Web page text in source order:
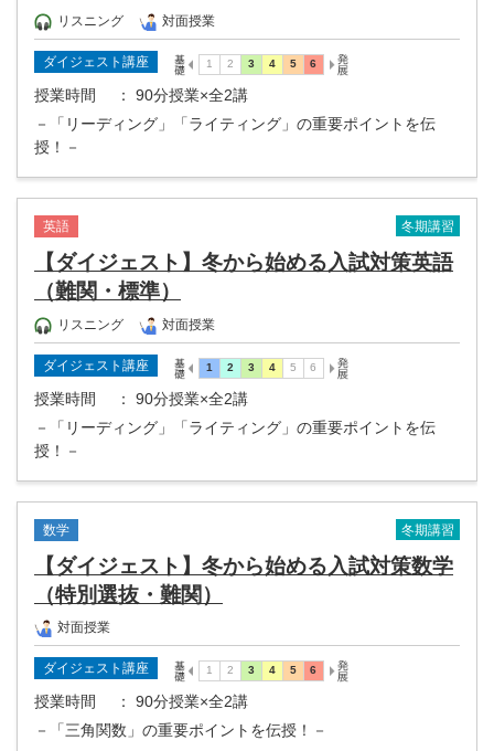
リスニング 対面授業
ダイジェスト講座
授業時間
： 90分授業×全2講
－「リーディング」「ライティング」の重要ポイントを伝
授！－
英語 冬期講習
【ダイジェスト】冬から始める入試対策英語
（難関・標準）
リスニング 対面授業
ダイジェスト講座
授業時間
： 90分授業×全2講
－「リーディング」「ライティング」の重要ポイントを伝
授！－
数学 冬期講習
【ダイジェスト】冬から始める入試対策数学
（特別選抜・難関）
対面授業
ダイジェスト講座
授業時間
： 90分授業×全2講
－「三角関数」の重要ポイントを伝授！－